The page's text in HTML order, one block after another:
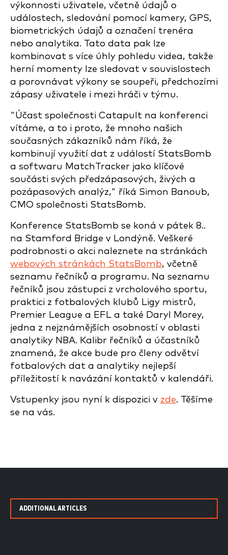
výkonnosti uživatele, včetně údajů o
událostech, sledování pomocí kamery, GPS,
biometrických údajů a označení trenéra
nebo analytika. Tato data pak lze
kombinovat s více úhly pohledu videa, takže
herní momenty lze sledovat v souvislostech
a porovnávat výkony se soupeři, předchozími
zápasy uživatele i mezi hráči v týmu.
"Účast společnosti Catapult na konferenci
vítáme, a to i proto, že mnoho našich
současných zákazníků nám říká, že
kombinují využití dat z událostí StatsBomb
a softwaru MatchTracker jako klíčové
součásti svých předzápasových, živých a
pozápasových analýz," říká Simon Banoub,
CMO společnosti StatsBomb.
Konference StatsBomb se koná v pátek 8..
na Stamford Bridge v Londýně. Veškeré
podrobnosti o akci naleznete na stránkách
webových stránkách StatsBomb, včetně
seznamu řečníků a programu. Na seznamu
řečníků jsou zástupci z vrcholového sportu,
praktici z fotbalových klubů Ligy mistrů,
Premier League a EFL a také Daryl Morey,
jedna z nejznámějších osobností v oblasti
analytiky NBA. Kalibr řečníků a účastníků
znamená, že akce bude pro členy odvětví
fotbalových dat a analytiky nejlepší
příležitostí k navázání kontaktů v kalendáři.
Vstupenky jsou nyní k dispozici v zde. Těšíme
se na vás.
ADDITIONAL ARTICLES